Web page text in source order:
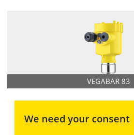
VEGABAR 83
We need your consent